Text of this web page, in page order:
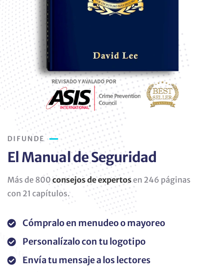
DIFUNDE
El Manual de Seguridad
Más de 800 consejos de expertosen 246 páginas
con 21 capítulos.
Cómpralo en menudeo o mayoreo
Personalízalo con tu logotipo
Envía tu mensaje a los lectores